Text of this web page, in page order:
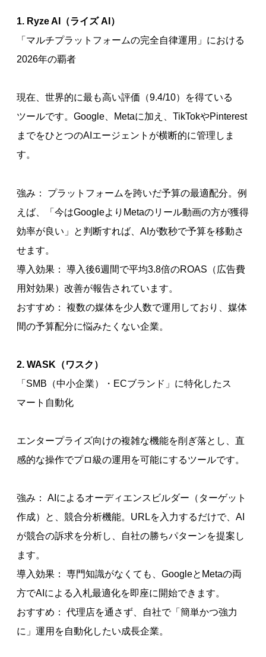
1. Ryze AI（ライズ AI）
「マルチプラットフォームの完全自律運用」における
2026年の覇者
現在、世界的に最も高い評価（9.4/10）を得ている
ツールです。Google、Metaに加え、TikTokやPinterest
までをひとつのAIエージェントが横断的に管理しま
す。
強み： プラットフォームを跨いだ予算の最適配分。例
えば、「今はGoogleよりMetaのリール動画の方が獲得
効率が良い」と判断すれば、AIが数秒で予算を移動さ
せます。
導入効果： 導入後6週間で平均3.8倍のROAS（広告費
用対効果）改善が報告されています。
おすすめ： 複数の媒体を少人数で運用しており、媒体
間の予算配分に悩みたくない企業。
2. WASK（ワスク）
「SMB（中小企業）・ECブランド」に特化したス
マート自動化
エンタープライズ向けの複雑な機能を削ぎ落とし、直
感的な操作でプロ級の運用を可能にするツールです。
強み： AIによるオーディエンスビルダー（ターゲット
作成）と、競合分析機能。URLを入力するだけで、AI
が競合の訴求を分析し、自社の勝ちパターンを提案し
ます。
導入効果： 専門知識がなくても、GoogleとMetaの両
方でAIによる入札最適化を即座に開始できます。
おすすめ： 代理店を通さず、自社で「簡単かつ強力
に」運用を自動化したい成長企業。